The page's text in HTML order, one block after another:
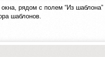
рядом с полем “Из шаблона”
шаблонов.